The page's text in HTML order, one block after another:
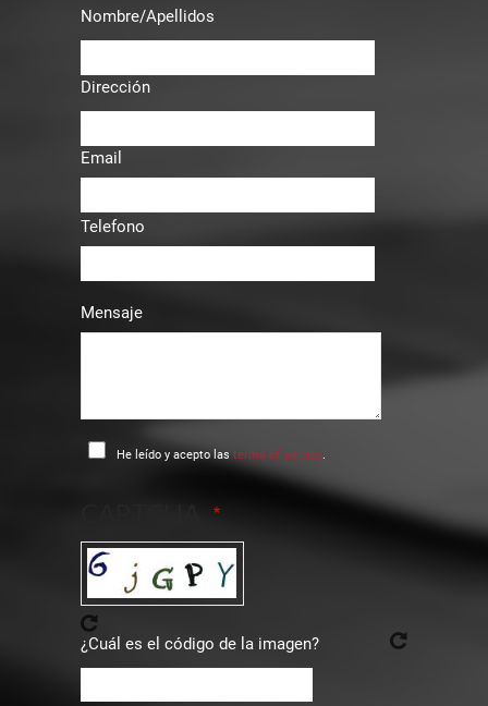
Nombre/Apellidos
Dirección
Email
Telefono
Mensaje
He leído y acepto las terms of service.
¿Cuál es el código de la imagen?